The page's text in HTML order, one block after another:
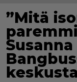
”Mitä